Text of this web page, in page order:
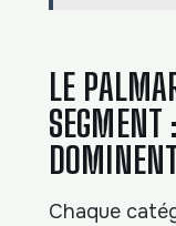
LE
SEGMENT
Chaque